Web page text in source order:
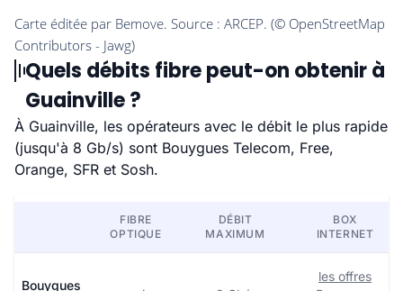
Quels débits fibre peut-on obtenir à
Guainville ?
À Guainville, les opérateurs avec le débit le plus rapide
(jusqu'à 8 Gb/s) sont Bouygues Telecom, Free,
Orange, SFR et Sosh.
FIBRE
OPTIQUE
DÉBIT
MAXIMUM
BOX
INTERNET
Bouygues
les offres